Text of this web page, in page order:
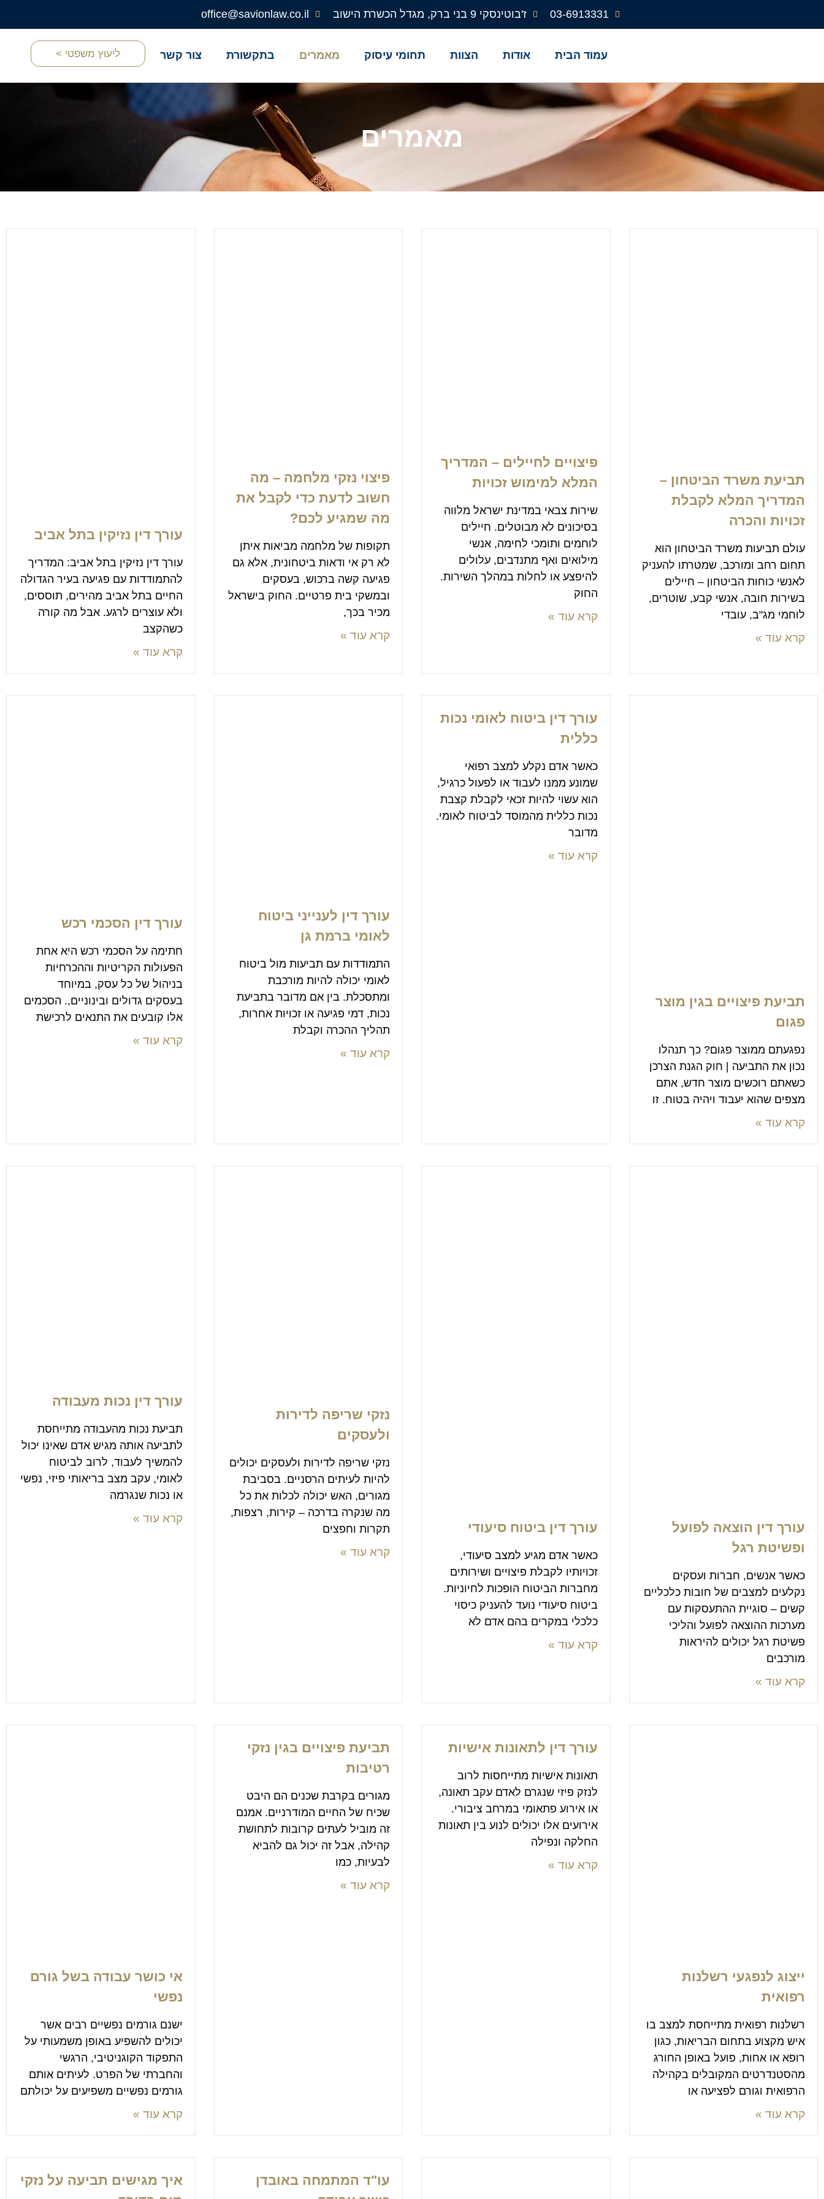
03-6913331 ז'בוטינסקי 9 בני ברק, מגדל הכשרת הישוב office@savionlaw.co.il
עמוד הבית אודות הצוות תחומי עיסוק מאמרים בתקשורת צור קשר ליעוץ משפטי >
מאמרים
תביעת משרד הביטחון –
המדריך המלא לקבלת
זכויות והכרה
עולם תביעות משרד הביטחון הוא
תחום רחב ומורכב, שמטרתו להעניק
לאנשי כוחות הביטחון – חיילים
בשירות חובה, אנשי קבע, שוטרים,
לוחמי מג"ב, עובדי
קרא עוד »
פיצויים לחיילים – המדריך
המלא למימוש זכויות
שירות צבאי במדינת ישראל מלווה
בסיכונים לא מבוטלים. חיילים
לוחמים ותומכי לחימה, אנשי
מילואים ואף מתנדבים, עלולים
להיפצע או לחלות במהלך השירות.
החוק
קרא עוד »
פיצוי נזקי מלחמה – מה
חשוב לדעת כדי לקבל את
מה שמגיע לכם?
תקופות של מלחמה מביאות איתן
לא רק אי ודאות ביטחונית, אלא גם
פגיעה קשה ברכוש, בעסקים
ובמשקי בית פרטיים. החוק בישראל
מכיר בכך,
קרא עוד »
עורך דין נזיקין בתל אביב
עורך דין נזיקין בתל אביב: המדריך
להתמודדות עם פגיעה בעיר הגדולה
החיים בתל אביב מהירים, תוססים,
ולא עוצרים לרגע. אבל מה קורה
כשהקצב
קרא עוד »
תביעת פיצויים בגין מוצר
פגום
נפגעתם ממוצר פגום? כך תנהלו
נכון את התביעה | חוק הגנת הצרכן
כשאתם רוכשים מוצר חדש, אתם
מצפים שהוא יעבוד ויהיה בטוח. זו
קרא עוד »
עורך דין ביטוח לאומי נכות
כללית
כאשר אדם נקלע למצב רפואי
שמונע ממנו לעבוד או לפעול כרגיל,
הוא עשוי להיות זכאי לקבלת קצבת
נכות כללית מהמוסד לביטוח לאומי.
מדובר
קרא עוד »
עורך דין לענייני ביטוח
לאומי ברמת גן
התמודדות עם תביעות מול ביטוח
לאומי יכולה להיות מורכבת
ומתסכלת. בין אם מדובר בתביעת
נכות, דמי פגיעה או זכויות אחרות,
תהליך ההכרה וקבלת
קרא עוד »
עורך דין הסכמי רכש
חתימה על הסכמי רכש היא אחת
הפעולות הקריטיות וההכרחיות
בניהול של כל עסק, במיוחד
בעסקים גדולים ובינוניים,. הסכמים
אלו קובעים את התנאים לרכישת
קרא עוד »
עורך דין הוצאה לפועל
ופשיטת רגל
כאשר אנשים, חברות ועסקים
נקלעים למצבים של חובות כלכליים
קשים – סוגיית ההתעסקות עם
מערכות ההוצאה לפועל והליכי
פשיטת רגל יכולים להיראות
מורכבים
קרא עוד »
עורך דין ביטוח סיעודי
כאשר אדם מגיע למצב סיעודי,
זכויותיו לקבלת פיצויים ושירותים
מחברות הביטוח הופכות לחיוניות.
ביטוח סיעודי נועד להעניק כיסוי
כלכלי במקרים בהם אדם לא
קרא עוד »
נזקי שריפה לדירות
ולעסקים
נזקי שריפה לדירות ולעסקים יכולים
להיות לעיתים הרסניים. בסביבת
מגורים, האש יכולה לכלות את כל
מה שנקרה בדרכה – קירות, רצפות,
תקרות וחפצים
קרא עוד »
עורך דין נכות מעבודה
תביעת נכות מהעבודה מתייחסת
לתביעה אותה מגיש אדם שאינו יכול
להמשיך לעבוד, לרוב לביטוח
לאומי, עקב מצב בריאותי פיזי, נפשי
או נכות שנגרמה
קרא עוד »
ייצוג לנפגעי רשלנות
רפואית
רשלנות רפואית מתייחסת למצב בו
איש מקצוע בתחום הבריאות, כגון
רופא או אחות, פועל באופן החורג
מהסטנדרטים המקובלים בקהילה
הרפואית וגורם לפציעה או
קרא עוד »
עורך דין לתאונות אישיות
תאונות אישיות מתייחסות לרוב
לנזק פיזי שנגרם לאדם עקב תאונה,
או אירוע פתאומי במרחב ציבורי.
אירועים אלו יכולים לנוע בין תאונות
החלקה ונפילה
קרא עוד »
תביעת פיצויים בגין נזקי
רטיבות
מגורים בקרבת שכנים הם היבט
שכיח של החיים המודרניים. אמנם
זה מוביל לעתים קרובות לתחושת
קהילה, אבל זה יכול גם להביא
לבעיות, כמו
קרא עוד »
אי כושר עבודה בשל גורם
נפשי
ישנם גורמים נפשיים רבים אשר
יכולים להשפיע באופן משמעותי על
התפקוד הקוגניטיבי, הרגשי
והחברתי של הפרט. לעיתים אותם
גורמים נפשיים משפיעים על יכולתם
קרא עוד »
עו"ד המתמחה באובדן
איך מגישים תביעה על נזקי